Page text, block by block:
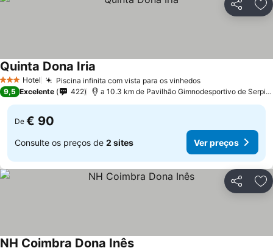
Partilhar
3 EstrelasHotel Piscina infinita com vista para os vinhedos
Quinta Dona Iria
9,5 Excelente 422 a 10.3 km de Pavilhão Gimnodesportivo de Serpins
De € 90
Consulte os preços de 2 sites Ver preços
Partilhar
NH Coimbra Dona Inês